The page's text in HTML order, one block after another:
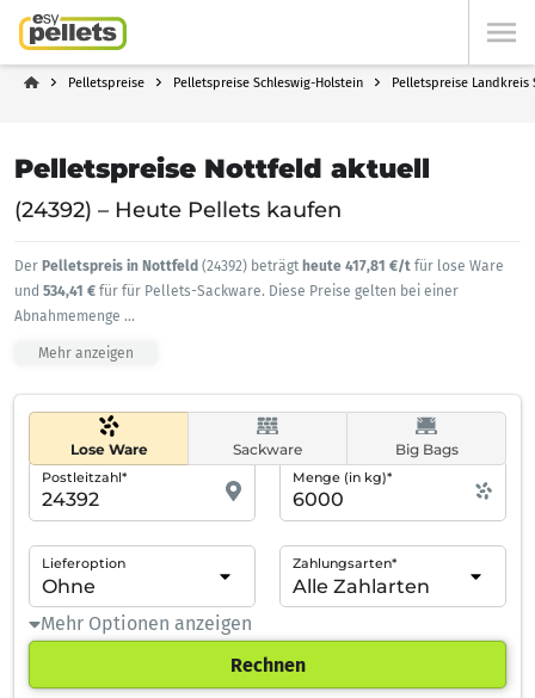
Pelletspreise Pelletspreise Schleswig-Holstein Pelletspreise Landkreis
Pelletspreise Nottfeld aktuell
(24392) – Heute Pellets kaufen
Der Pelletspreis in Nottfeld (24392) beträgt heute 417,81 €/t für lose Ware
und 534,41 € für für Pellets-Sackware. Diese Preise gelten bei einer
Abnahmemenge ...
Mehr anzeigen
Lose Ware Sackware Big Bags
Postleitzahl* Menge (in kg)*
Lieferoption Zahlungsarten*
Mehr Optionen anzeigen
Rechnen